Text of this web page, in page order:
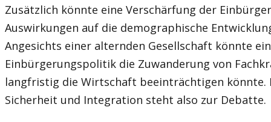
Zusätzlich könnte eine Verschärfung der
Auswirkungen auf die demographische
Angesichts einer alternden Gesellschaft könnte
Einbürgerungspolitik die Zuwanderung von
langfristig die Wirtschaft beeinträchtigen könnte.
Sicherheit und Integration steht also zur Debatte.